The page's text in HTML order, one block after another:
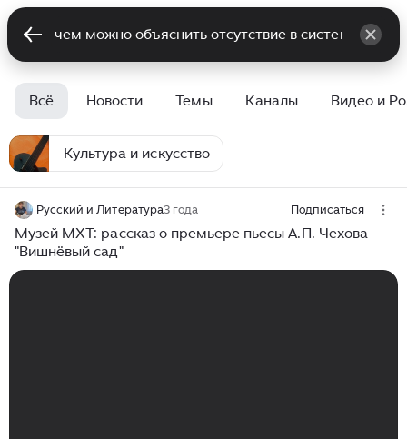
Всё Новости Темы Каналы Видео и
Культура и искусство
Русский и Литература3 года Подписаться
Музей МХТ: рассказ о премьере пьесы А.П. Чехова
"Вишнёвый сад"